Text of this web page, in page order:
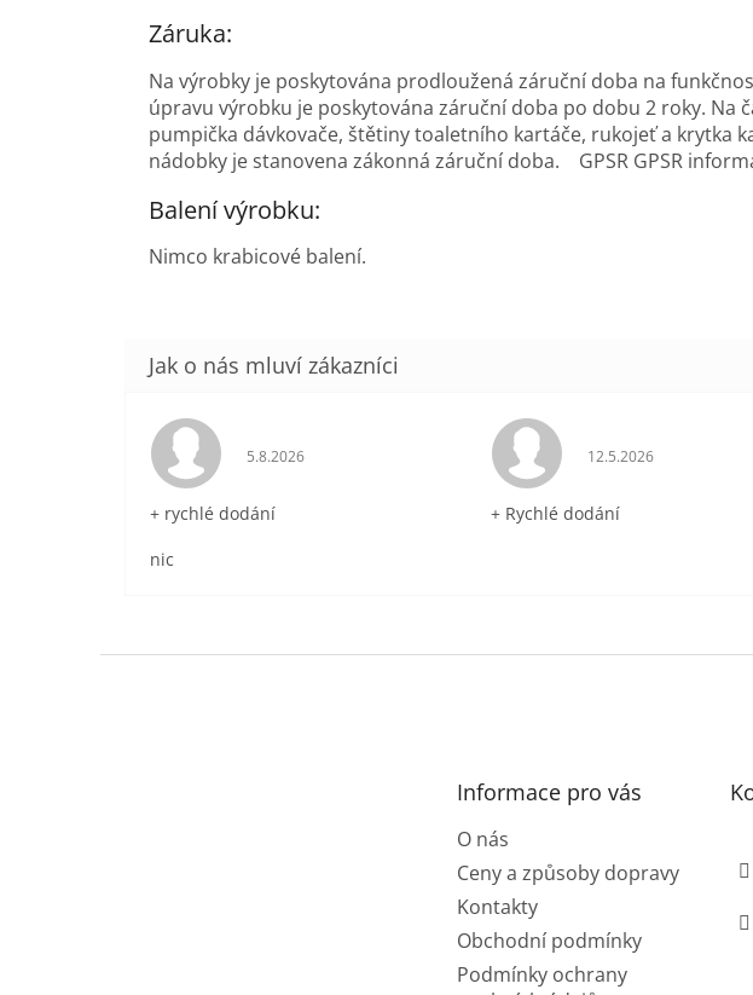
Záruka:
Na výrobky je poskytována prodloužená záruční doba na
úpravu výrobku je poskytována záruční doba po dobu 2 roky. Na
pumpička dávkovače, štětiny toaletního kartáče, rukojeť a krytka
nádobky je stanovena zákonná záruční doba. GPSR GPSR
Balení výrobku:
Nimco krabicové balení.
Hodnocení obchodu je 5 z 5 hvězdiček.
5.8.2026
+ rychlé dodání
nic
Hodnocení obchodu
12.5.2026
+ Rychlé dodání
Informace pro vás
O nás
Ceny a způsoby dopravy
Kontakty
Obchodní podmínky
Podmínky ochrany